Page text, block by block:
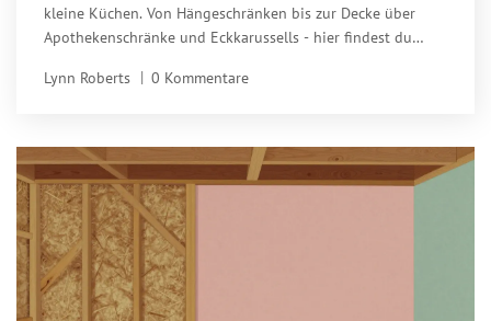
kleine Küchen. Von Hängeschränken bis zur Decke über
Apothekenschränke und Eckkarussells - hier findest du
Lynn Roberts
0 Kommentare